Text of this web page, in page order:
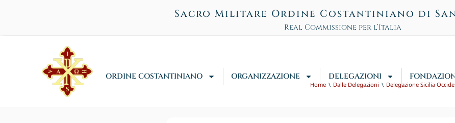
Sacro Militare Ordine Costantiniano di
Real Commissione per l’Italia
ORDINE COSTANTINIANO ORGANIZZAZIONE DELEGAZIONI
Home Dalle Delegazioni Delegazione Sicilia